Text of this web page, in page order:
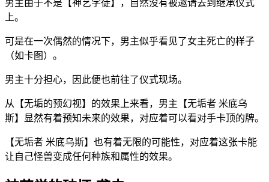
男主由于不是【神艺学徒】，自然没有被邀请去到继承仪式
上。
可是在一次偶然的情况下，男主似乎看见了女主死亡的样子
（如卡图）。
男主十分担心，因此便也前往了仪式现场。
从【无垢的预幻视】的效果上来看，男主【无垢者 米底乌
斯】显然有着预知未来的效果，对应着可以看对手卡顶的牌。
【无垢者 米底乌斯】也有着无限的可能性，对应着这张卡能
让自己怪兽变成任何种族和属性的效果。